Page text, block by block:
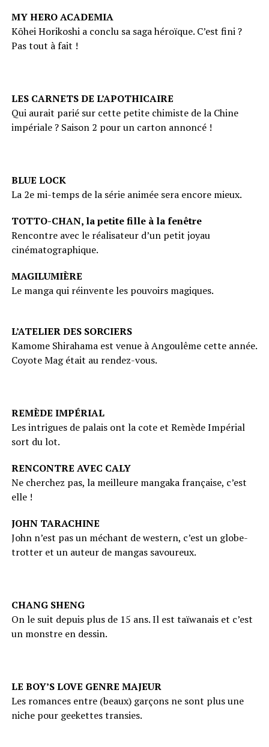
MY HERO ACADEMIA
Kōhei Horikoshi a conclu sa saga héroïque. C’est fini ?
Pas tout à fait !
LES CARNETS DE L’APOTHICAIRE
Qui aurait parié sur cette petite chimiste de la Chine
impériale ? Saison 2 pour un carton annoncé !
BLUE LOCK
La 2e mi-temps de la série animée sera encore mieux.
TOTTO-CHAN, la petite fille à la fenêtre
Rencontre avec le réalisateur d’un petit joyau
cinématographique.
MAGILUMIÈRE
Le manga qui réinvente les pouvoirs magiques.
L’ATELIER DES SORCIERS
Kamome Shirahama est venue à Angoulême cette année.
Coyote Mag était au rendez-vous.
REMÈDE IMPÉRIAL
Les intrigues de palais ont la cote et Remède Impérial
sort du lot.
RENCONTRE AVEC CALY
Ne cherchez pas, la meilleure mangaka française, c’est
elle !
JOHN TARACHINE
John n’est pas un méchant de western, c’est un globe-
trotter et un auteur de mangas savoureux.
CHANG SHENG
On le suit depuis plus de 15 ans. Il est taïwanais et c’est
un monstre en dessin.
LE BOY’S LOVE GENRE MAJEUR
Les romances entre (beaux) garçons ne sont plus une
niche pour geekettes transies.